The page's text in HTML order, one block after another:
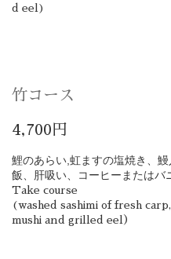
d eel)
竹コース
4,700円
鯉のあらい,虹ますの塩焼き、
飯、肝吸い、コーヒーまたはバ
Take course
(washed sashimi of fresh
mushi and grilled eel）